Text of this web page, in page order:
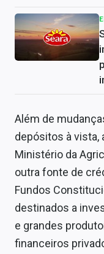
Além de
depósitos à vista,
Ministério da
outra fonte de
Fundos
destinados a
e grandes
financeiros